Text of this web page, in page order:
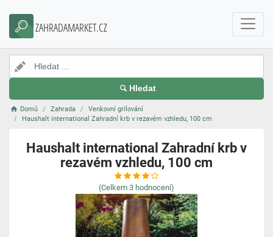
ZAHRADAMARKET.CZ
Hledat
Domů Zahrada
Venkovní grilování
Haushalt international Zahradní krb v rezavém vzhledu, 100 cm
Haushalt international Zahradní krb v
rezavém vzhledu, 100 cm
(Celkem 3 hodnocení)